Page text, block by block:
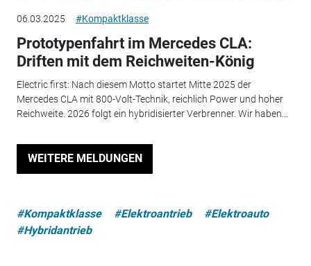
06.03.2025 #Kompaktklasse
Prototypenfahrt im Mercedes CLA:
Driften mit dem Reichweiten-König
Electric first: Nach diesem Motto startet Mitte 2025 der
Mercedes CLA mit 800-Volt-Technik, reichlich Power und hoher
Reichweite. 2026 folgt ein hybridisierter Verbrenner. Wir haben...
WEITERE MELDUNGEN
#Kompaktklasse #Elektroantrieb
#Elektroauto
#Hybridantrieb